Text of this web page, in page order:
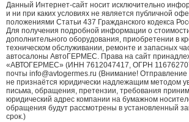
Данный Интернет-сайт носит исключительно
и ни при каких условиях не является публичной
положениями Статьи 437 Гражданского кодекса
Для получения подробной информации о
дополнительного оборудования, приобретении в
техническом обслуживании, ремонте и запасных
автосалоны АвтоГЕРМЕС. Права на сайт
«АВТОГЕРМЕС» (ИНН 7612047417, ОГРН
почты info@avtogermes.ru (Внимание! Отправление
не признаётся юридически надлежащим методом
письма, обращения, претензии, требования
юридический адрес компании на бумажном
обращения будут рассмотрены в установленный
срок.)